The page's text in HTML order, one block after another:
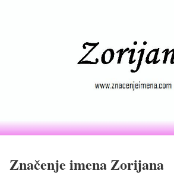
Značenje imena Zorijana